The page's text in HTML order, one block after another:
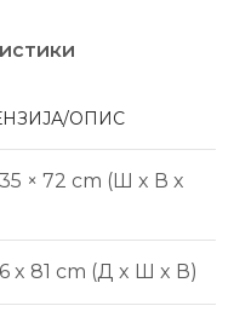
ОПИС
× 72 cm (Ш x В x
x 81 cm (Д x Ш x В)